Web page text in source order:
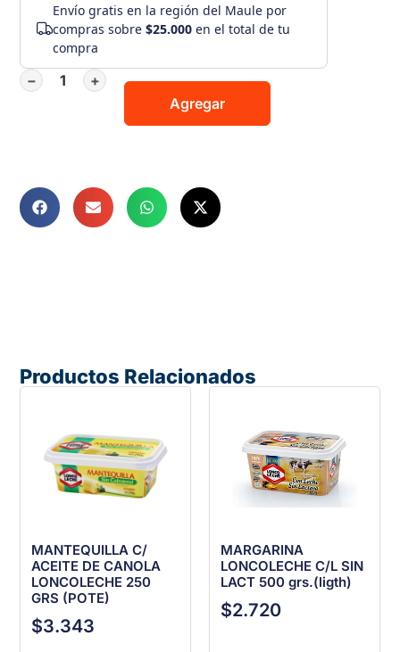
Envío gratis en la región del Maule por
compras sobre$25.000 en el total de tu
compra
−
+
Agregar
Productos Relacionados
MANTEQUILLA C/
ACEITE DE CANOLA
LONCOLECHE 250
GRS (POTE)
$3.343
MARGARINA
LONCOLECHE C/L SIN
LACT 500 grs.(ligth)
$2.720